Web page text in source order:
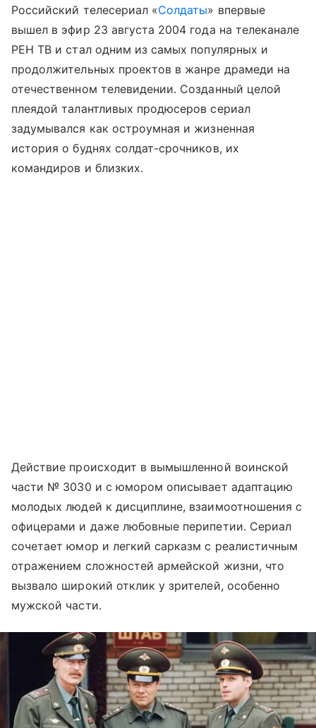
Российский телесериал «Солдаты» впервые
вышел в эфир 23 августа 2004 года на телеканале
РЕН ТВ и стал одним из самых популярных и
продолжительных проектов в жанре драмеди на
отечественном телевидении. Созданный целой
плеядой талантливых продюсеров сериал
задумывался как остроумная и жизненная
история о буднях солдат-срочников, их
командиров и близких.
Действие происходит в вымышленной воинской
части № 3030 и с юмором описывает адаптацию
молодых людей к дисциплине, взаимоотношения с
офицерами и даже любовные перипетии. Сериал
сочетает юмор и легкий сарказм с реалистичным
отражением сложностей армейской жизни, что
вызвало широкий отклик у зрителей, особенно
мужской части.